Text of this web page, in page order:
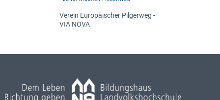
Verein Europäischer Pilgerweg -
VIA NOVA